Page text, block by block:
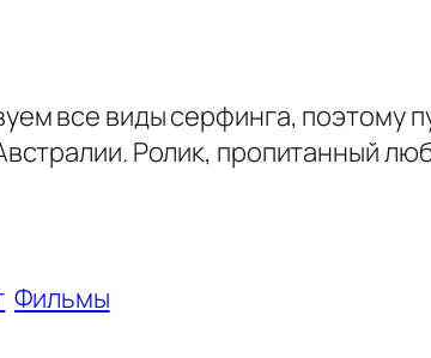
все виды серфинга, поэтому
Ролик, пропитанный
Фильмы